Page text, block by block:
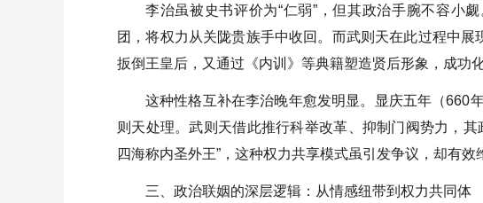
李治虽被史书评价为“仁弱”，但其政治手腕不容小
团，将权力从关陇贵族手中收回。而武则天在此过程中展
扳倒王皇后，又通过《内训》等典籍塑造贤后形象，成功
这种性格互补在李治晚年愈发明显。显庆五年（660
则天处理。武则天借此推行科举改革、抑制门阀势力，
四海称内圣外王”，这种权力共享模式虽引发争议，却有效
三、政治联姻的深层逻辑：从情感纽带到权力共同体